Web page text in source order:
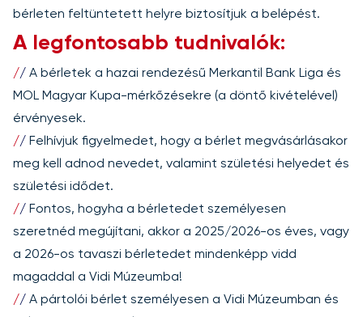
bérleten feltüntetett helyre biztosítjuk a belépést.
A legfontosabb tudnivalók:
// A bérletek a hazai rendezésű Merkantil Bank Liga és
MOL Magyar Kupa-mérkőzésekre (a döntő kivételével)
érvényesek.
// Felhívjuk figyelmedet, hogy a bérlet megvásárlásakor
meg kell adnod nevedet, valamint születési helyedet és
születési idődet.
// Fontos, hogyha a bérletedet személyesen
szeretnéd megújítani, akkor a 2025/2026-os éves, vagy
a 2026-os tavaszi bérletedet mindenképp vidd
magaddal a Vidi Múzeumba!
// A pártolói bérlet személyesen a Vidi Múzeumban és